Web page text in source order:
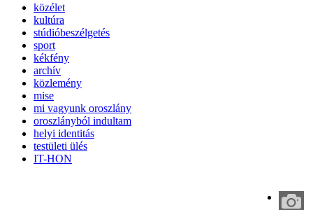
közélet
kultúra
stúdióbeszélgetés
sport
kékfény
archív
közlemény
mise
mi vagyunk oroszlány
oroszlányból indultam
helyi identitás
testületi ülés
IT-HON